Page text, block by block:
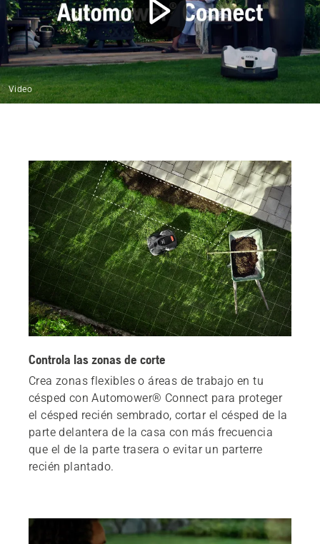
Video
Controla las zonas de corte
Crea zonas flexibles o áreas de trabajo en tu
césped con Automower® Connect para proteger
el césped recién sembrado, cortar el césped de la
parte delantera de la casa con más frecuencia
que el de la parte trasera o evitar un parterre
recién plantado.